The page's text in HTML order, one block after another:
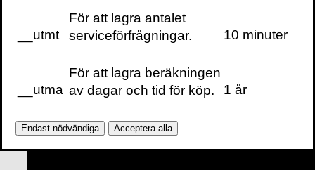
__utmt
För att lagra antalet
serviceförfrågningar.
10 minuter
__utma
För att lagra beräkningen
av dagar och tid för köp.
1 år
Endast nödvändiga Acceptera alla